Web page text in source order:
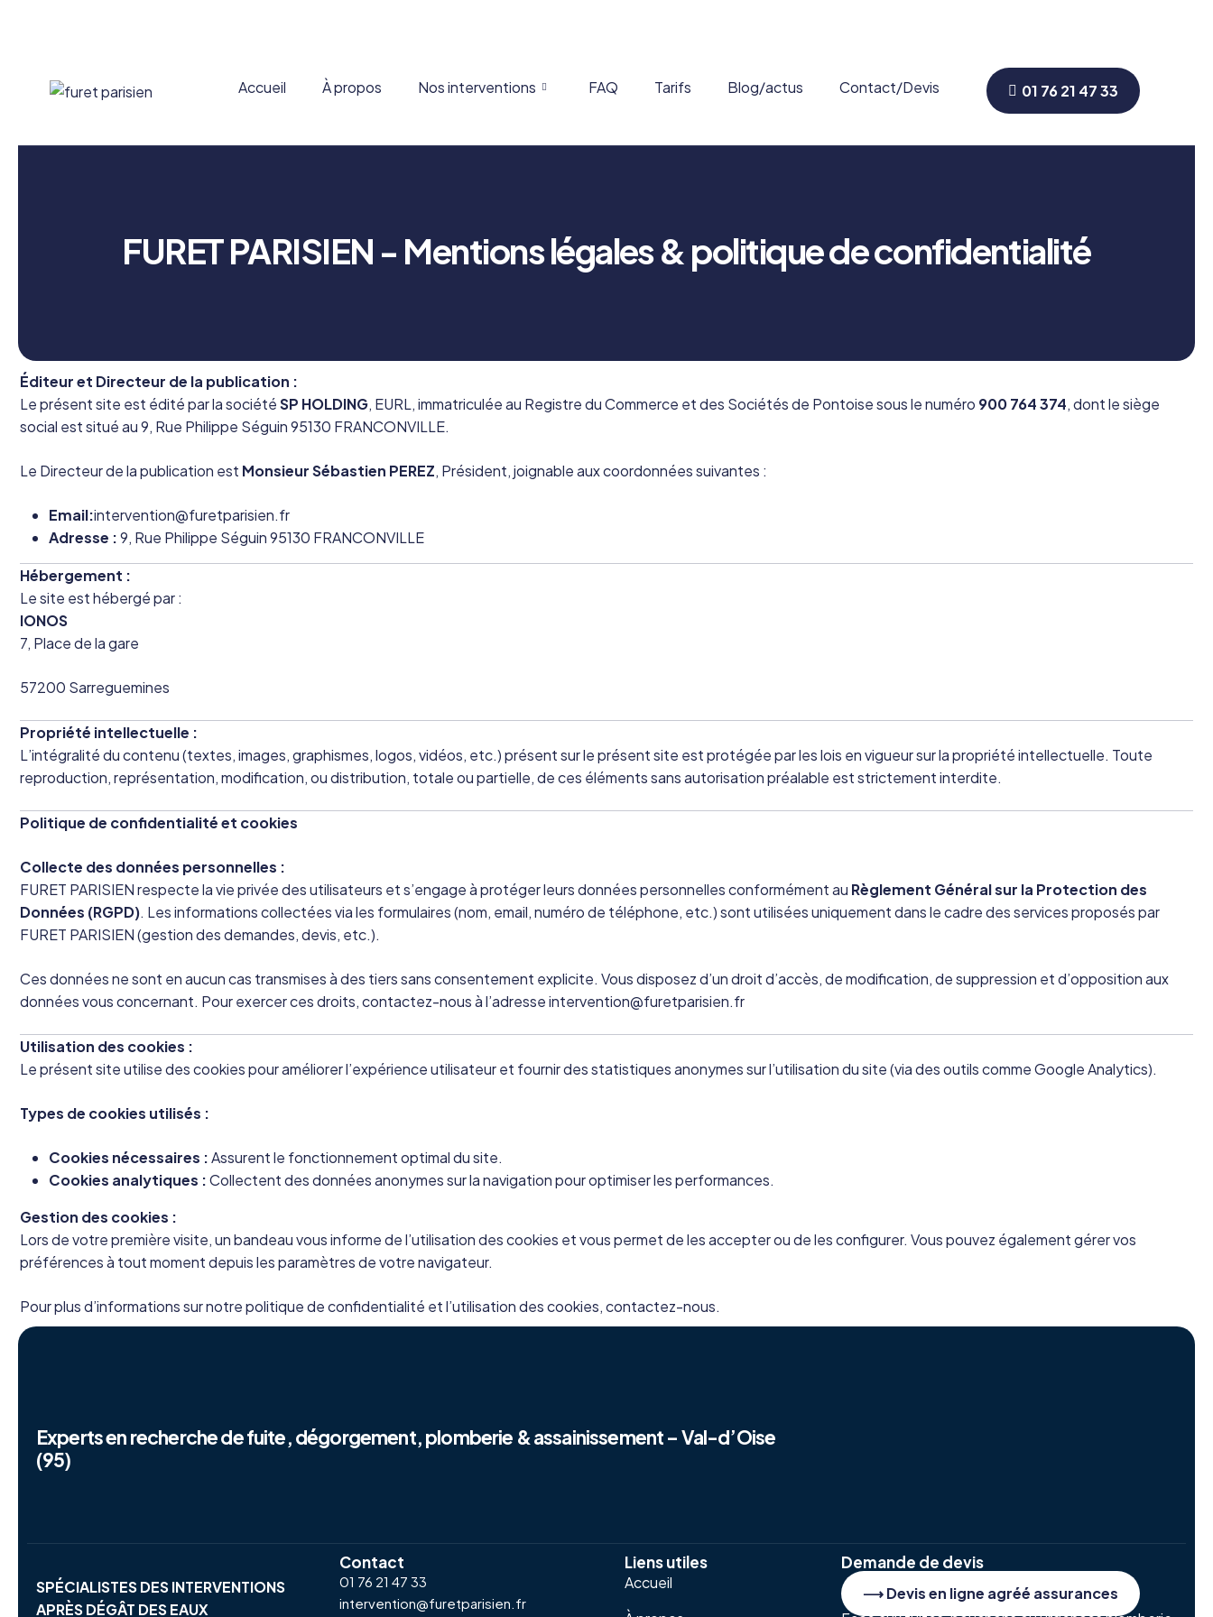
Accueil À propos Nos interventions FAQ Tarifs Blog/actus Contact/Devis 01 76 21 47 33
FURET PARISIEN - Mentions légales & politique de confidentialité
Éditeur et Directeur de la publication :
Le présent site est édité par la sociétéSP HOLDING, EURL, immatriculée au Registre du Commerce et des Sociétés de Pontoise sous le numéro 900 764 374, dont le siège
social est situé au 9, Rue Philippe Séguin 95130 FRANCONVILLE.
Le Directeur de la publication est Monsieur Sébastien PEREZ, Président, joignable aux coordonnées suivantes :
Email:intervention@furetparisien.fr
Adresse :9, Rue Philippe Séguin 95130 FRANCONVILLE
Hébergement :
Le site est hébergé par :
IONOS
7, Place de la gare
57200 Sarreguemines
Propriété intellectuelle :
L’intégralité du contenu (textes, images, graphismes, logos, vidéos, etc.) présent sur le présent site est protégée par les lois en vigueur sur la propriété intellectuelle. Toute
reproduction, représentation, modification, ou distribution, totale ou partielle, de ces éléments sans autorisation préalable est strictement interdite.
Politique de confidentialité et cookies
Collecte des données personnelles :
FURET PARISIEN respecte la vie privée des utilisateurs et s’engage à protéger leurs données personnelles conformément au Règlement Général sur la Protection des
Données (RGPD). Les informations collectées via les formulaires (nom, email, numéro de téléphone, etc.) sont utilisées uniquement dans le cadre des services proposés par
FURET PARISIEN (gestion des demandes, devis, etc.).
Ces données ne sont en aucun cas transmises à des tiers sans consentement explicite. Vous disposez d’un droit d’accès, de modification, de suppression et d’opposition aux
données vous concernant. Pour exercer ces droits, contactez-nous à l’adresse intervention@furetparisien.fr
Utilisation des cookies :
Le présent site utilise des cookies pour améliorer l’expérience utilisateur et fournir des statistiques anonymes sur l’utilisation du site (via des outils comme Google Analytics).
Types de cookies utilisés :
Cookies nécessaires :Assurent le fonctionnement optimal du site.
Cookies analytiques :Collectent des données anonymes sur la navigation pour optimiser les performances.
Gestion des cookies :
Lors de votre première visite, un bandeau vous informe de l’utilisation des cookies et vous permet de les accepter ou de les configurer. Vous pouvez également gérer vos
préférences à tout moment depuis les paramètres de votre navigateur.
Pour plus d’informations sur notre politique de confidentialité et l’utilisation des cookies, contactez-nous.
Experts en recherche de fuite, dégorgement, plomberie & assainissement – Val-d’Oise
(95)
SPÉCIALISTES DES INTERVENTIONS
APRÈS DÉGÂT DES EAUX
Contact
01 76 21 47 33
intervention@furetparisien.fr
Liens utiles
Accueil
Demande de devis
⟶ Devis en ligne agréé assurances